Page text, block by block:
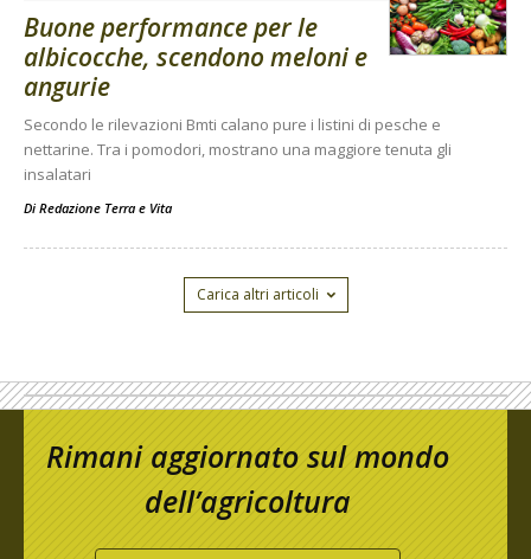
Buone performance per le
albicocche, scendono meloni e
angurie
Secondo le rilevazioni Bmti calano pure i listini di pesche e
nettarine. Tra i pomodori, mostrano una maggiore tenuta gli
insalatari
Di Redazione Terra e Vita
Carica altri articoli
Rimani aggiornato sul mondo
dell’agricoltura